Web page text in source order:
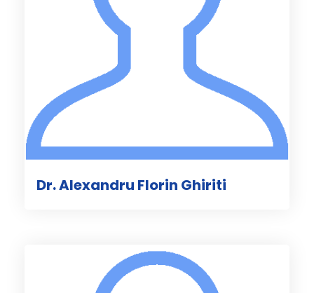
Dr. Alexandru Florin Ghiriti